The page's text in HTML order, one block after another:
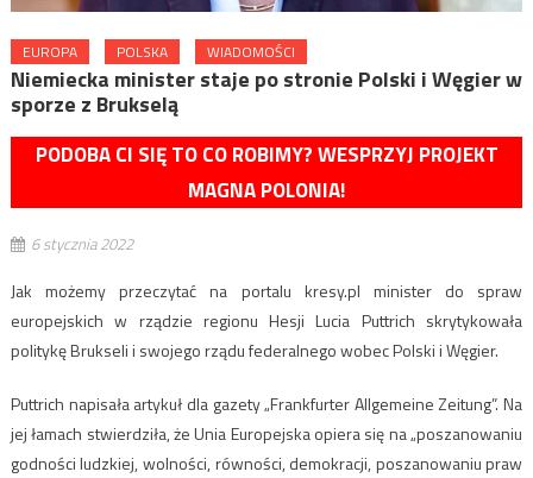
EUROPA POLSKA WIADOMOŚCI
Niemiecka minister staje po stronie Polski i Węgier w
sporze z Brukselą
PODOBA CI SIĘ TO CO ROBIMY? WESPRZYJ PROJEKT
MAGNA POLONIA!
6 stycznia 2022
Jak możemy przeczytać na portalu kresy.pl minister do spraw
europejskich w rządzie regionu Hesji Lucia Puttrich skrytykowała
politykę Brukseli i swojego rządu federalnego wobec Polski i Węgier.
Puttrich napisała artykuł dla gazety „Frankfurter Allgemeine Zeitung”. Na
jej łamach stwierdziła, że Unia Europejska opiera się na „poszanowaniu
godności ludzkiej, wolności, równości, demokracji, poszanowaniu praw